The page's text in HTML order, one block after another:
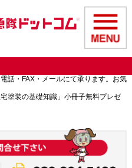
話・FAX・メールにて承ります。お気
塗装の基礎知識」小冊子無料プレゼ